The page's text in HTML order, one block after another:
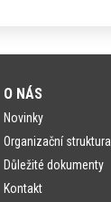
O NÁS
Novinky
Organizační struktura
Důležité dokumenty
Kontakt